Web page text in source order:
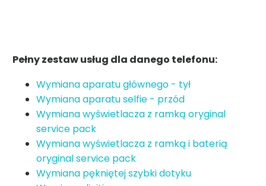
Pełny zestaw usług dla danego telefonu:
Wymiana aparatu głównego - tył
Wymiana aparatu selfie - przód
Wymiana wyświetlacza z ramką oryginal
service pack
Wymiana wyświetlacza z ramką i baterią
oryginal service pack
Wymiana pękniętej szybki dotyku